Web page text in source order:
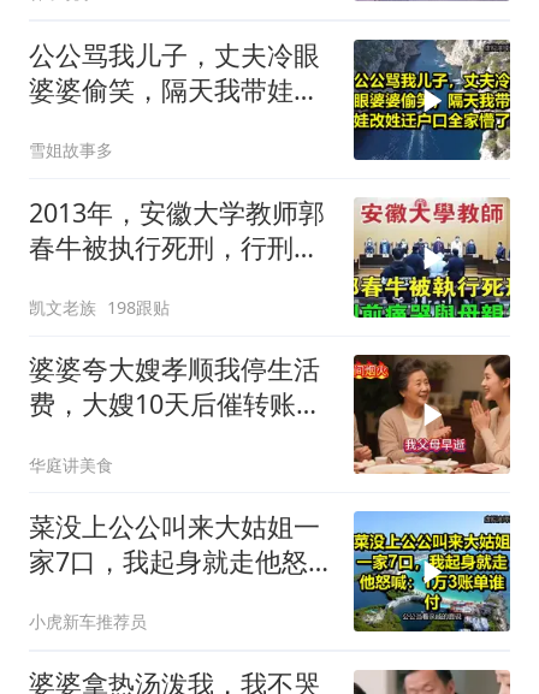
公公骂我儿子，丈夫冷眼
婆婆偷笑，隔天我带娃改
雪姐故事多
2013年，安徽大学教师郭
春牛被执行死刑，行刑前
凯文老族 198跟贴
婆婆夸大嫂孝顺我停生活
费，大嫂10天后催转账，
华庭讲美食
菜没上公公叫来大姑姐一
家7口，我起身就走他怒
小虎新车推荐员
婆婆拿热汤泼我，我不哭